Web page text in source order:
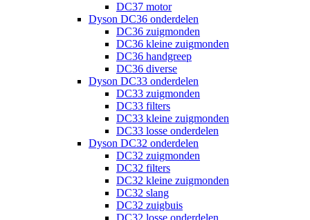
DC37 motor
Dyson DC36 onderdelen
DC36 zuigmonden
DC36 kleine zuigmonden
DC36 handgreep
DC36 diverse
Dyson DC33 onderdelen
DC33 zuigmonden
DC33 filters
DC33 kleine zuigmonden
DC33 losse onderdelen
Dyson DC32 onderdelen
DC32 zuigmonden
DC32 filters
DC32 kleine zuigmonden
DC32 slang
DC32 zuigbuis
DC32 losse onderdelen